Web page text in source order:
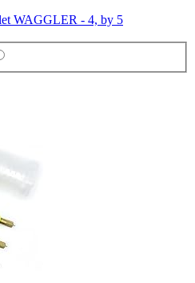
WAGGLER - 4, by 5